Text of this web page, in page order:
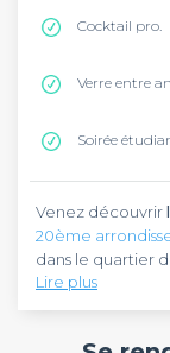
Cocktail pro.
Verre entre
Soirée
Venez découvrir
20ème
dans le quartier
une bonne
ce bar, vous
Les Trois
Lire plus